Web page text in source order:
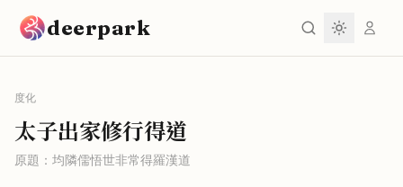
deerpark
度化
太子出家修行得道
原題： 均隣儒悟世非常得羅漢道